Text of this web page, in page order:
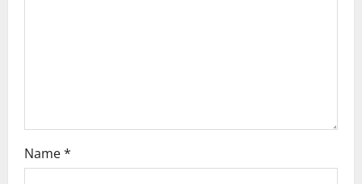
Name*